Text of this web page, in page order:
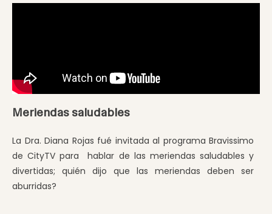
Meriendas saludables
La Dra. Diana Rojas fué invitada al programa Bravissimo
de CityTV para hablar de las meriendas saludables y
divertidas; quién dijo que las meriendas deben ser
aburridas?